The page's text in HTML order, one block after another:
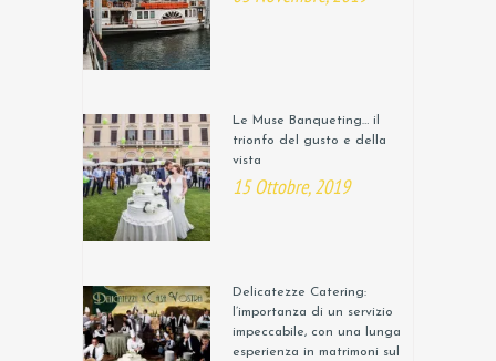
Le Muse Banqueting… il
trionfo del gusto e della
vista
15 Ottobre, 2019
Delicatezze Catering:
l’importanza di un servizio
impeccabile, con una lunga
esperienza in matrimoni sul